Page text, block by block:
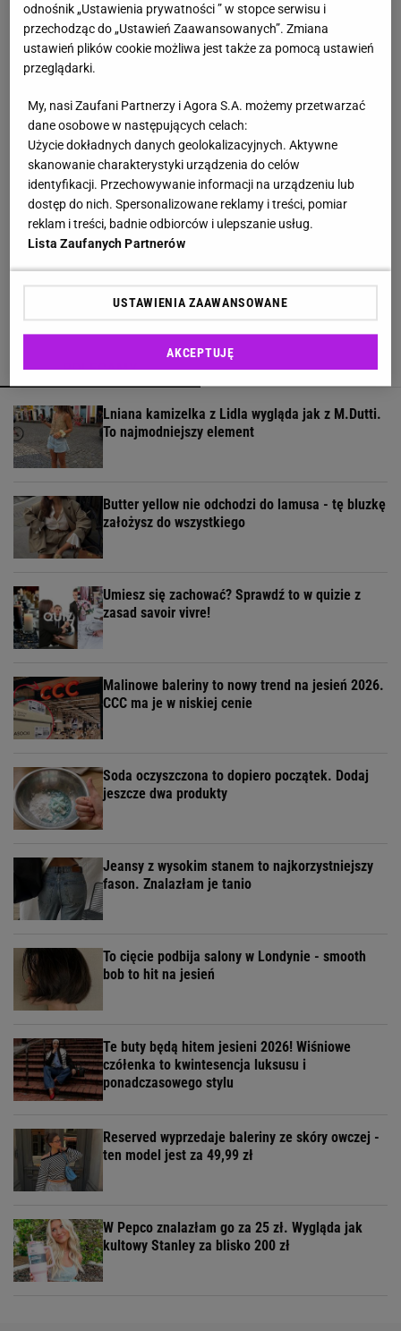
Soda oczyszczona to dopiero początek. Dodaj
jeszcze dwa produkty
Te buty będą hitem jesieni 2026! Wiśniowe
czółenka to kwintesencja luksusu i
ponadczasowego stylu
Lniane spodnie z Lidla nawet jesienią będą
hitem. Kosztują 44,99 zł
Wsyp do pralki zamiast płynu. Ręczniki
odzyskają miękkość
POLECAMY WIĘCEJ TEMATÓW
Lniana kamizelka z Lidla wygląda jak z M.Dutti.
To najmodniejszy element
Butter yellow nie odchodzi do lamusa - tę bluzkę
założysz do wszystkiego
Umiesz się zachować? Sprawdź to w quizie z
zasad savoir vivre!
Malinowe baleriny to nowy trend na jesień 2026.
CCC ma je w niskiej cenie
Soda oczyszczona to dopiero początek. Dodaj
jeszcze dwa produkty
Jeansy z wysokim stanem to najkorzystniejszy
fason. Znalazłam je tanio
To cięcie podbija salony w Londynie - smooth
bob to hit na jesień
Te buty będą hitem jesieni 2026! Wiśniowe
czółenka to kwintesencja luksusu i
ponadczasowego stylu
Reserved wyprzedaje baleriny ze skóry owczej -
ten model jest za 49,99 zł
W Pepco znalazłam go za 25 zł. Wygląda jak
kultowy Stanley za blisko 200 zł
odnośnik „Ustawienia prywatności ” w stopce serwisu i
przechodząc do „Ustawień Zaawansowanych”. Zmiana
ustawień plików cookie możliwa jest także za pomocą ustawień
przeglądarki.
My, nasi Zaufani Partnerzy i Agora S.A. możemy przetwarzać
dane osobowe w następujących celach:
Użycie dokładnych danych geolokalizacyjnych. Aktywne
skanowanie charakterystyki urządzenia do celów
identyfikacji. Przechowywanie informacji na urządzeniu lub
dostęp do nich. Spersonalizowane reklamy i treści, pomiar
reklam i treści, badnie odbiorców i ulepszanie usług.
Lista Zaufanych Partnerów
USTAWIENIA ZAAWANSOWANE
AKCEPTUJĘ